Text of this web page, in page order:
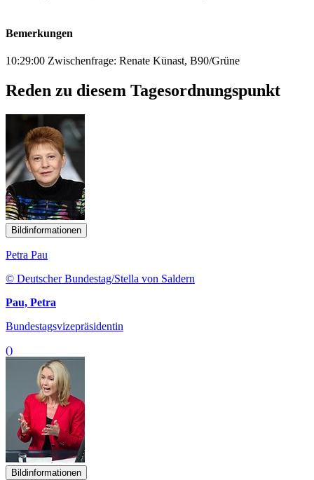
Bemerkungen
10:29:00 Zwischenfrage: Renate Künast, B90/Grüne
Reden zu diesem Tagesordnungspunkt
Bildinformationen
Petra Pau
© Deutscher Bundestag/Stella von Saldern
Pau, Petra
Bundestagsvizepräsidentin
()
Bildinformationen